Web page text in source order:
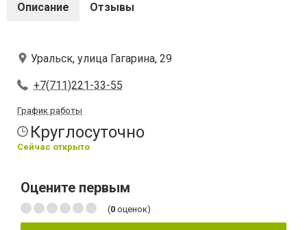
Описание Отзывы
Уральск, улица Гагарина, 29
+7(711)221-33-55
График работы
Круглосуточно
Сейчас открыто
Оцените первым
(0 оценок)